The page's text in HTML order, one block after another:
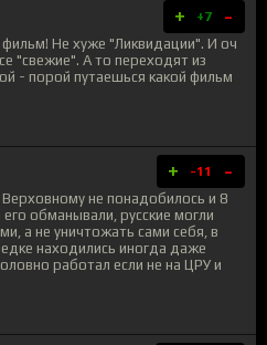
+ +7 -
Не хуже "Ликвидации". И оч
"свежие". А то переходят из
- порой путаешься какой фильм
+ -11 -
Верховному не понадобилось и 8
обманывали, русские могли
а не уничтожать сами себя, в
находились иногда даже
работал если не на ЦРУ и